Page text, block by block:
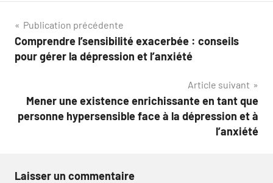
Navigation
de
Publication précédente
Comprendre l’sensibilité exacerbée : conseils
pour gérer la dépression et l’anxiété
Article suivant
Mener une existence enrichissante en tant que
personne hypersensible face à la dépression et à
l’anxiété
Laisser un commentaire